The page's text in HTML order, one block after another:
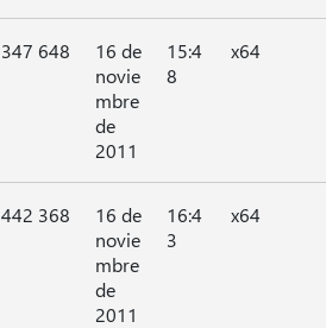
347 648
16 de
novie
mbre
de
2011
15:4
8
x64
442 368
16 de
novie
mbre
de
2011
16:4
3
x64